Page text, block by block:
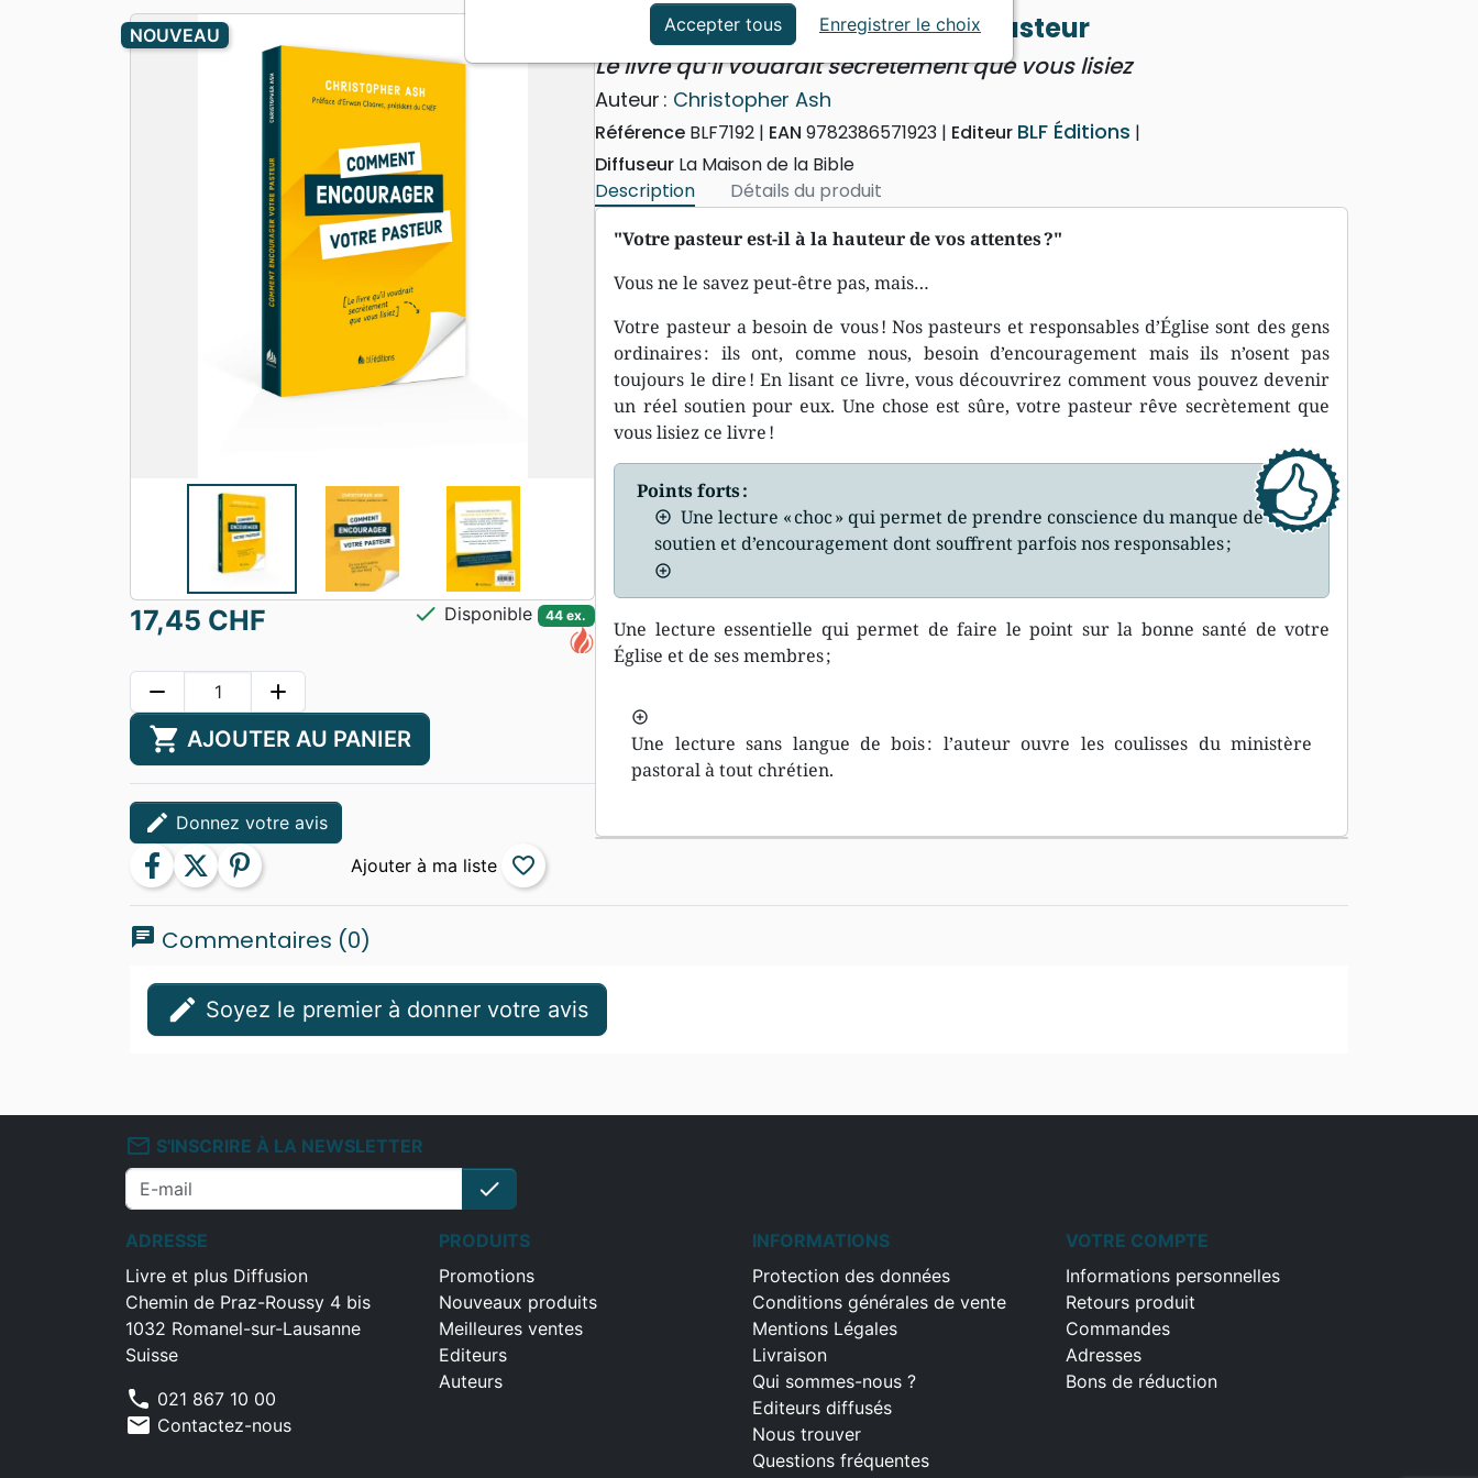
Apologétique
Formation
Événements actuels
Comment encourager votre pasteur
Le livre qu’il voudrait secrètement que vous lisiez
Auteur : Christopher Ash
Référence BLF7192 EAN 9782386571923 Editeur BLF Éditions
Diffuseur La Maison de la Bible
Description
Détails du produit
"Votre pasteur est-il à la hauteur de vos attentes ?"
Vous ne le savez peut-être pas, mais…
Votre pasteur a besoin de vous ! Nos pasteurs et responsables d’Église sont des gens
ordinaires : ils ont, comme nous, besoin d’encouragement mais ils n’osent pas
toujours le dire ! En lisant ce livre, vous découvrirez comment vous pouvez devenir
un réel soutien pour eux. Une chose est sûre, votre pasteur rêve secrètement que
vous lisiez ce livre !
Points forts :
Une lecture « choc » qui permet de prendre conscience du manque de
soutien et d’encouragement dont souffrent parfois nos responsables ;
Une lecture essentielle qui permet de faire le point sur la bonne santé de votre
Église et de ses membres ;
Une lecture sans langue de bois : l’auteur ouvre les coulisses du ministère
pastoral à tout chrétien.
NOUVEAU
17,45 CHF check Disponible 44 ex.
remove add
shopping_cart AJOUTER AU PANIER
edit Donnez votre avis
facebook twitter pinterest favorite_border
chat Commentaires (0)
edit Soyez le premier à donner votre avis
mail_outline S'INSCRIRE À LA NEWSLETTER
check
ADRESSE
Livre et plus Diffusion
Chemin de Praz-Roussy 4 bis
1032 Romanel-sur-Lausanne
Suisse
phone 021 867 10 00
mail Contactez-nous
PRODUITS
Promotions
Nouveaux produits
Meilleures ventes
Editeurs
Auteurs
INFORMATIONS
Protection des données
Conditions générales de vente
Mentions Légales
Livraison
Qui sommes-nous ?
Editeurs diffusés
Nous trouver
Questions fréquentes
VOTRE COMPTE
Informations personnelles
Retours produit
Commandes
Adresses
Bons de réduction
Accepter tous Enregistrer le choix